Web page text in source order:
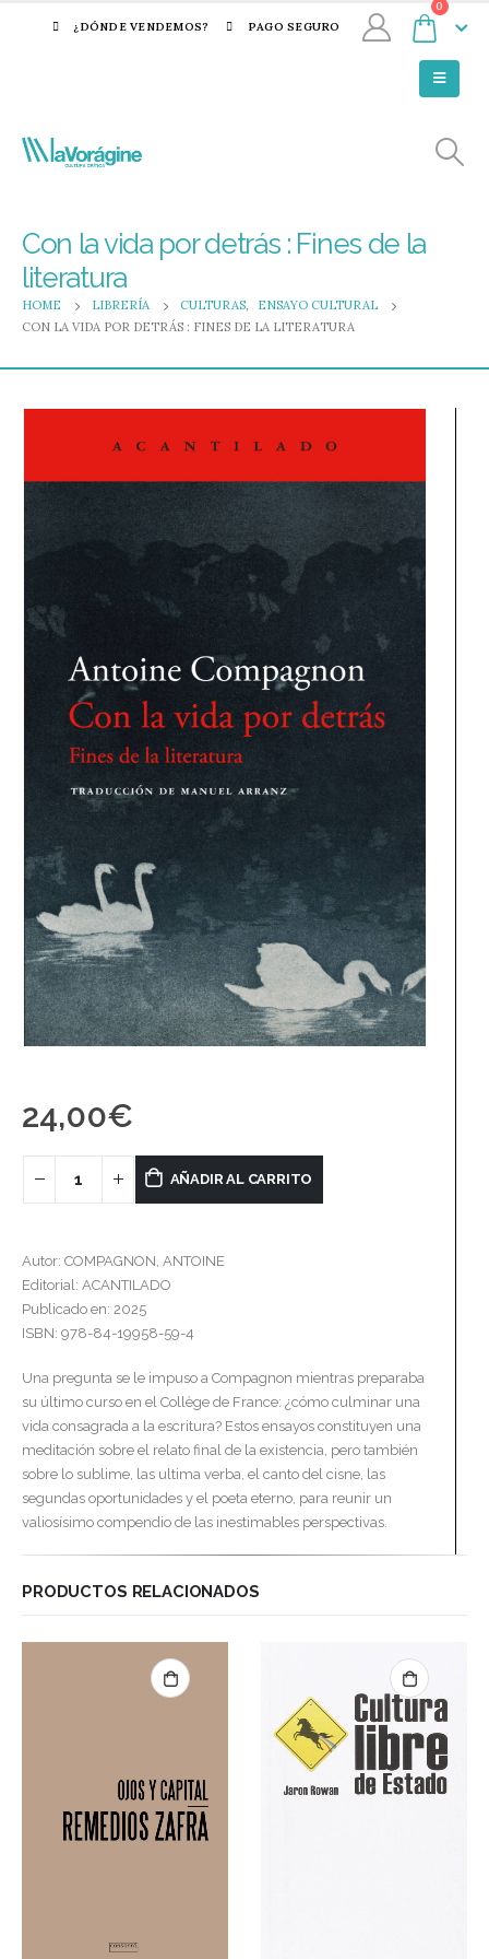
¿DÓNDE VENDEMOS? PAGO SEGURO
0
Con la vida por detrás : Fines de la
literatura
HOME LIBRERÍA CULTURAS,
ENSAYO CULTURAL
CON LA VIDA POR DETRÁS : FINES DE LA LITERATURA
24,00€
AÑADIR AL CARRITO
Autor: COMPAGNON, ANTOINE
Editorial: ACANTILADO
Publicado en: 2025
ISBN: 978-84-19958-59-4
Una pregunta se le impuso a Compagnon mientras preparaba
su último curso en el Collège de France: ¿cómo culminar una
vida consagrada a la escritura? Estos ensayos constituyen una
meditación sobre el relato final de la existencia, pero también
sobre lo sublime, las ultima verba, el canto del cisne, las
segundas oportunidades y el poeta eterno, para reunir un
valiosísimo compendio de las inestimables perspectivas.
PRODUCTOS RELACIONADOS